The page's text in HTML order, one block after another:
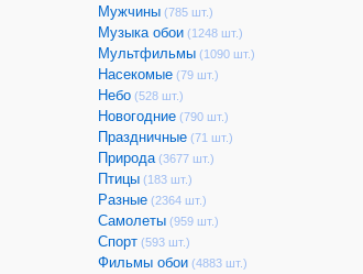
Мужчины (785 шт.)
Музыка обои (1248 шт.)
Мультфильмы (1090 шт.)
Насекомые (79 шт.)
Небо (528 шт.)
Новогодние (790 шт.)
Праздничные (71 шт.)
Природа (3677 шт.)
Птицы (183 шт.)
Разные (2364 шт.)
Самолеты (959 шт.)
Спорт (593 шт.)
Фильмы обои (4883 шт.)